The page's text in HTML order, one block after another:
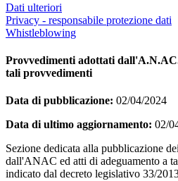
Dati ulteriori
Privacy - responsabile protezione dati
Whistleblowing
Provvedimenti adottati
tali provvedimenti
Data di pubblicazione: 02/04/2024
Data di ultimo aggiornamento: 02/
Sezione dedicata alla pubblicazione
dall'ANAC ed atti di adeguamento a
indicato dal decreto legislativo 33/